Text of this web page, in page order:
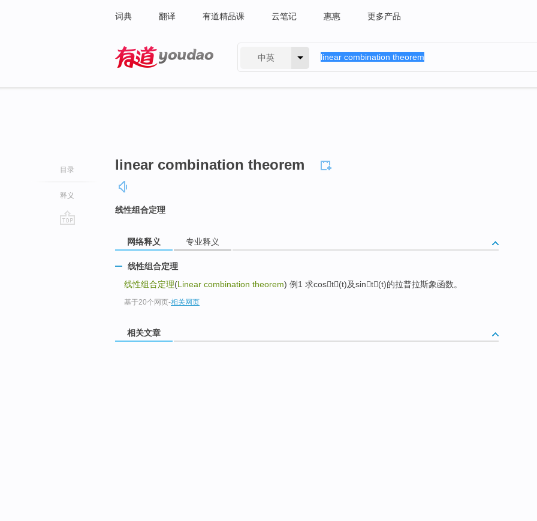
词典 翻译 有道精品课 云笔记 惠惠 更多产品
中英
目录
释义
linear combination theorem
线性组合定理
网络释义 专业释义
线性组合定理
线性组合定理(Linear combination theorem) 例1 求cost(t)及sint(t)的拉普拉斯象函数。
基于20个网页-相关网页
相关文章